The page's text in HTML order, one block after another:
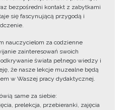
bezpośredni kontakt z zabytkami
się fascynującą przygodą i
nauczycielom za codzienne
zainteresowań swoich
świata pełnego wiedzy i
że nasze lekcje muzealne będą
w Waszej pracy dydaktycznej.
same za siebie:
prelekcja, przebieranki, zajęcia